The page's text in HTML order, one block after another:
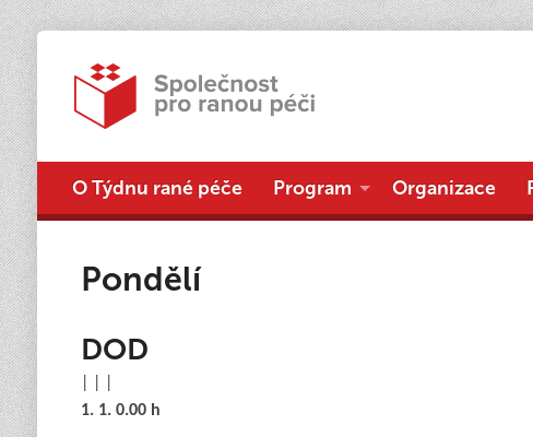
O Týdnu rané péče Program Organizace
Pondělí
DOD
1. 1. 0.00 h